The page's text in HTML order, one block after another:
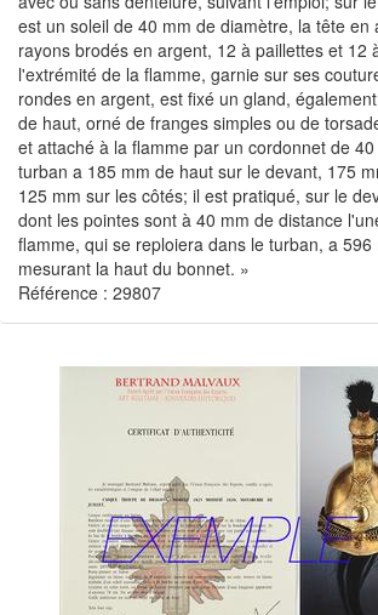
est un soleil de 40 mm de diamètre, la tête en
rayons brodés en argent, 12 à paillettes et 12
l'extrémité de la flamme, garnie sur ses
rondes en argent, est fixé un gland,
de haut, orné de franges simples ou de
et attaché à la flamme par un cordonnet de
turban a 185 mm de haut sur le devant, 175
125 mm sur les côtés; il est pratiqué, sur le
dont les pointes sont à 40 mm de distance
flamme, qui se reploiera dans le turban, a 596
mesurant la haut du bonnet. »
Référence : 29807